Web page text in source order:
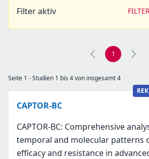
Filter aktiv
1
Seite 1 - Studien 1 bis 4 von insgesamt 4
CAPTOR-BC
CAPTOR-BC: Comprehensive
temporal and molecular patterns
efficacy and resistance in